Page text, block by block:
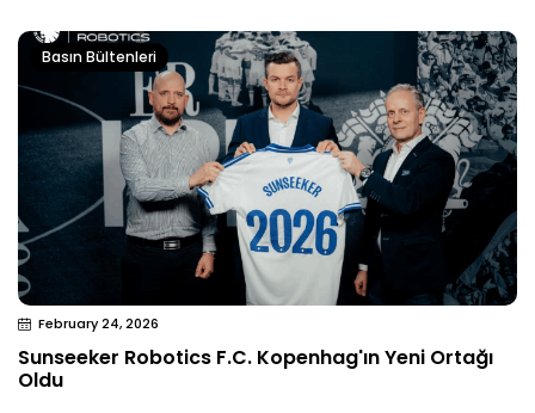
Basın Bültenleri
February 24, 2026
Sunseeker Robotics F.C. Kopenhag'ın Yeni Ortağı
Oldu